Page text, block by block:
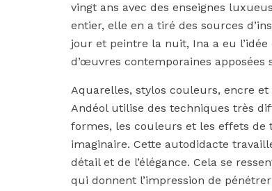
vingt ans avec des enseignes
entier, elle en a tiré des sources
jour et peintre la nuit, Ina a eu
d’œuvres contemporaines apposées
Aquarelles, stylos couleurs, encre
Andéol utilise des techniques très
formes, les couleurs et les effets de
imaginaire. Cette autodidacte
détail et de l’élégance. Cela se
qui donnent l’impression de